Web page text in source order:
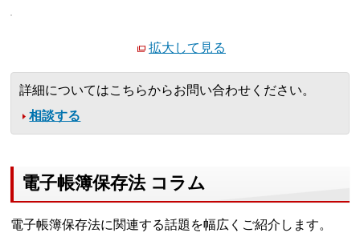
拡大して見る
詳細についてはこちらからお問い合わせください。
相談する
電子帳簿保存法 コラム
電子帳簿保存法に関連する話題を幅広くご紹介します。